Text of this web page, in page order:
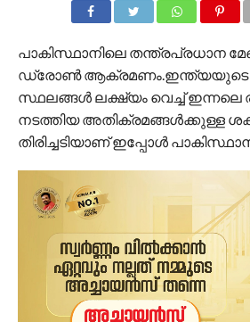
പാകിസ്ഥാനിലെ തന്ത്രപ്രധാന
ഡ്രോൺ ആക്രമണം.ഇന്ത്യയുടെ
സ്ഥലങ്ങൾ ലക്ഷ്യം വെച്ച് ഇന്നലെ
നടത്തിയ അതിക്രമങ്ങൾക്കുള്ള
തിരിച്ചടിയാണ് ഇപ്പോൾ